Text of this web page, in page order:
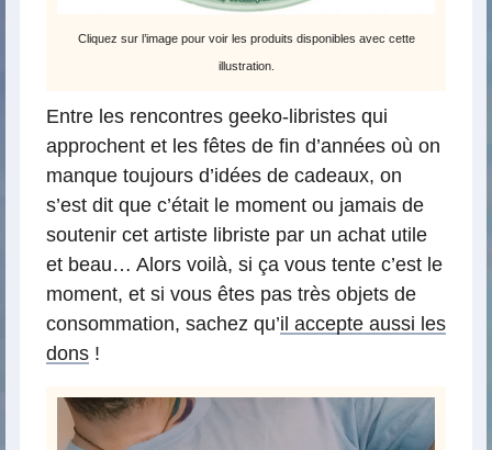
Cliquez sur l’image pour voir les produits disponibles avec cette
illustration.
Entre les rencontres geeko-libristes qui
approchent et les fêtes de fin d’années où on
manque toujours d’idées de cadeaux, on
s’est dit que c’était le moment ou jamais de
soutenir cet artiste libriste par un achat utile
et beau… Alors voilà, si ça vous tente c’est le
moment, et si vous êtes pas très objets de
consommation, sachez qu’il accepte aussi les
dons !